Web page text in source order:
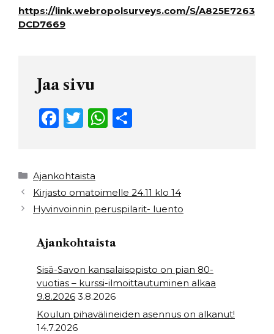
https://link.webropolsurveys.com/S/A825E7263
DCD7669
Jaa sivu
F
e
b
o
o
k
T
t
e
r
W
A
p
p
Kategoriat
Ajankohtaista
Kirjasto omatoimelle 24.11 klo 14
Hyvinvoinnin peruspilarit- luento
Ajankohtaista
Sisä-Savon kansalaisopisto on pian 80-
vuotias – kurssi-ilmoittautuminen alkaa
9.8.2026 3.8.2026
Koulun pihavälineiden asennus on alkanut!
14.7.2026